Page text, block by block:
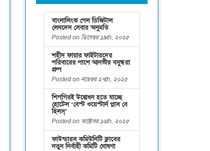
বাংলালিংক পেল ডিজিটাল
লেনদেন সেবার অনুমতি
Posted on ডিসেম্বর ১৯th, ২০২৫
শহীদ ফায়ার ফাইটারদের
পরিবারের পাশে আনভীর বসুন্ধরা
গ্রুপ
Posted on নভেম্বর ২৭th, ২০২৫
শিগগিরই উদ্বোধন হতে যাচ্ছে
হোটেল ‘বেস্ট ওয়েস্টার্ন প্লাস বে
হিলস্’
Posted on অক্টোবর ১৬th, ২০২৫
ফাউন্ডারস কমিউনিটি ক্লাবের
নতুন নির্বাহী কমিটি ঘোষণা